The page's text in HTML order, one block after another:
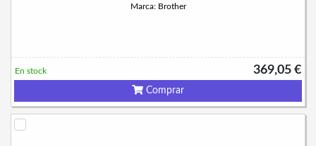
Marca: Brother
369,05 €
En stock
Comprar